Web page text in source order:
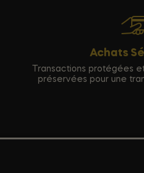
Achats
Transactions protégées
préservées pour une